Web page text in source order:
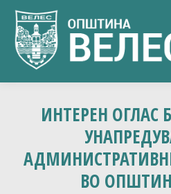
ИНТЕРЕН ОГЛАС
ВО